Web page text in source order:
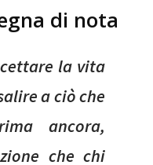
di nota
la vita
a ciò che
ancora,
che chi